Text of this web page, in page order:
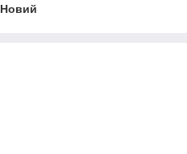
Новий